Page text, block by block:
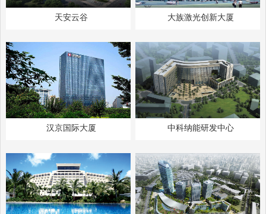
天安云谷 大族激光创新大厦
汉京国际大厦 中科纳能研发中心